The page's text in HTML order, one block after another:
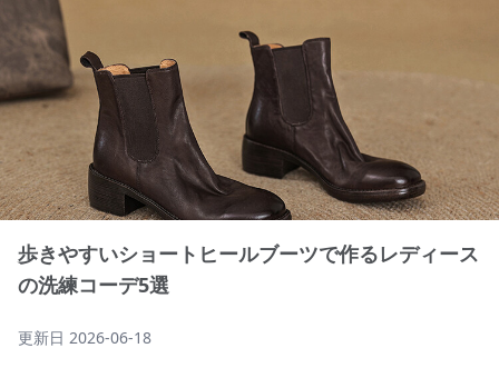
歩きやすいショートヒールブーツで作るレディース
の洗練コーデ5選
更新日 2026-06-18